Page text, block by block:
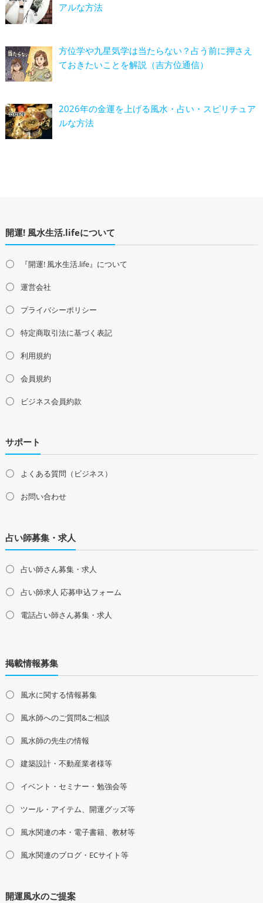
アルな方法
方位学や九星気学は当たらない？占う前に押さえ
ておきたいことを解説（吉方位通信）
2026年の金運を上げる風水・占い・スピリチュア
ルな方法
開運! 風水生活.lifeについて
『開運! 風水生活.life』について
運営会社
プライバシーポリシー
特定商取引法に基づく表記
利用規約
会員規約
ビジネス会員約款
サポート
よくある質問（ビジネス）
お問い合わせ
占い師募集・求人
占い師さん募集・求人
占い師求人 応募申込フォーム
電話占い師さん募集・求人
道東の占い師募集・求人
東北地方の占い師募集・求人
宮城県の占い師募集・求人
山形県の占い師募集・求人
関東地方の占い師募集・求人
埼玉県の占い師募集・求人
千葉県の占い師募集・求人
茨城県の占い師募集・求人
栃木県の占い師募集・求人
山梨県の占い師募集・求人
新潟県の占い師募集・求人
東海地方の占い師募集・求人
掲載情報募集
風水に関する情報募集
風水師へのご質問&ご相談
風水師の先生の情報
建築設計・不動産業者様等
イベント・セミナー・勉強会等
ツール・アイテム、開運グッズ等
風水関連の本・電子書籍、教材等
風水関連のブログ・ECサイト等
開運風水のご提案